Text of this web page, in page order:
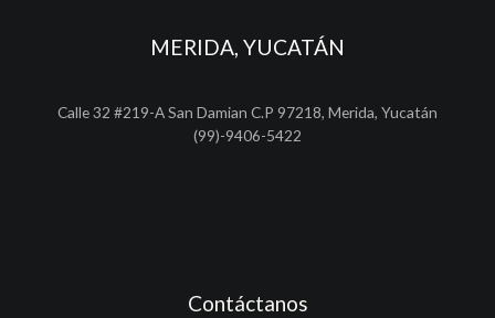
MERIDA, YUCATÁN
Calle 32 #219-A San Damian C.P 97218, Merida, Yucatán
(99)-9406-5422
Contáctanos